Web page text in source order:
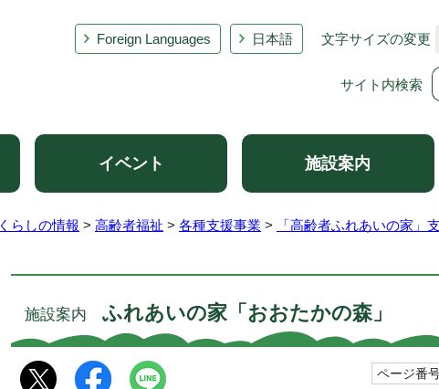
Foreign Languages 日本語 文字サイズの変更
サイト内検索
イベント 施設案内
くらしの情報 > 高齢者福祉 > 各種支援事業 >
「高齢者ふれあいの家」
施設案内 ふれあいの家「おおたかの森」
ページ番